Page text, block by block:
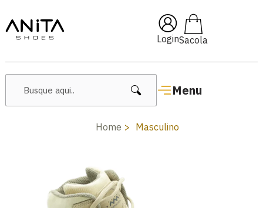
Login
Menu
🔥 Lançamentos Femininos
Home Masculino